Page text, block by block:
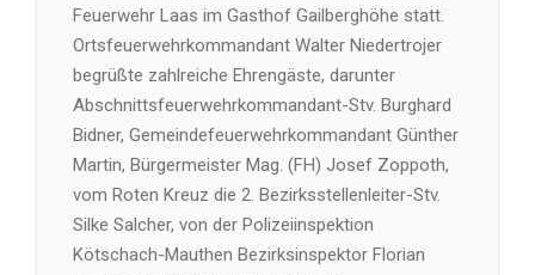
Feuerwehr Laas im Gasthof Gailberghöhe statt.
Ortsfeuerwehrkommandant Walter Niedertrojer
begrüßte zahlreiche Ehrengäste, darunter
Abschnittsfeuerwehrkommandant-Stv. Burghard
Bidner, Gemeindefeuerwehrkommandant Günther
Martin, Bürgermeister Mag. (FH) Josef Zoppoth,
vom Roten Kreuz die 2. Bezirksstellenleiter-Stv.
Silke Salcher, von der Polizeiinspektion
Kötschach-Mauthen Bezirksinspektor Florian